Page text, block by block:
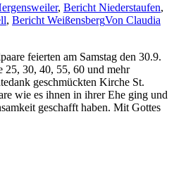
, Bericht Niederstaufen,
, Bericht WeißensbergVon Claudia
feierten am Samstag den 30.9.
25, 30, 40, 55, 60 und mehr
geschmückten Kirche St.
wie es ihnen in ihrer Ehe ging und
geschafft haben. Mit Gottes